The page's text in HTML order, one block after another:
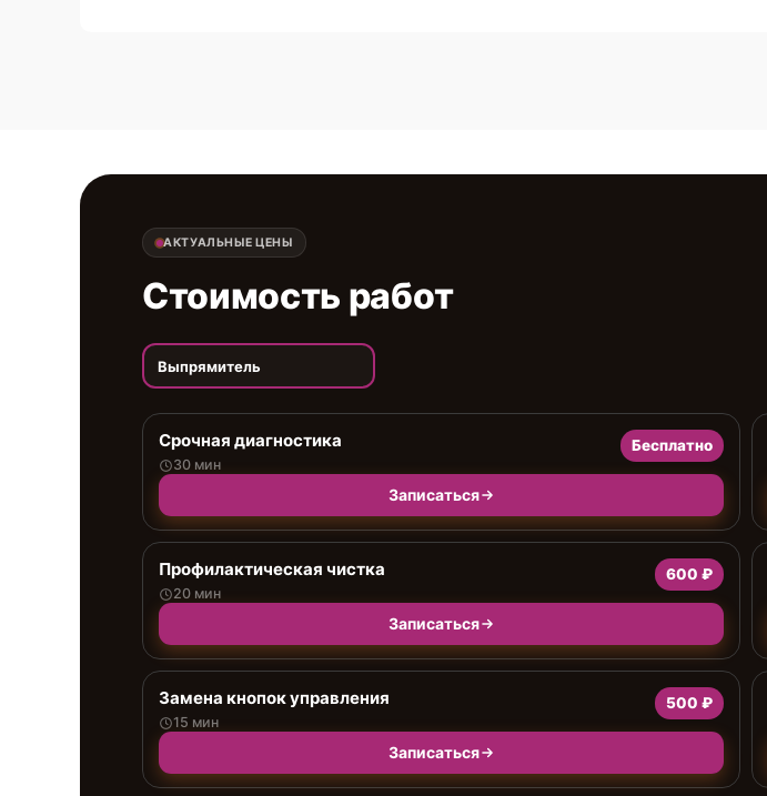
АКТУАЛЬНЫЕ ЦЕНЫ
Стоимость работ
Выпрямитель
Срочная диагностика
30 мин
Бесплатно
Записаться
Профилактическая чистка
20 мин
600 ₽
Записаться
Замена кнопок управления
15 мин
500 ₽
Записаться